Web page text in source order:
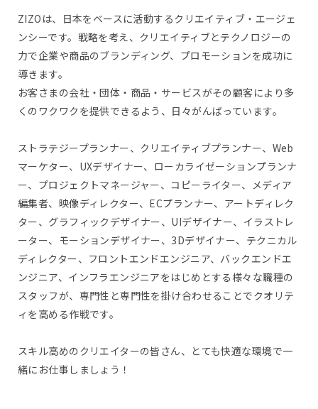
ZIZOは、日本をベースに活動するクリエイティブ・エージェ
ンシーです。戦略を考え、クリエイティブとテクノロジーの
力で企業や商品のブランディング、プロモーションを成功に
導きます。
お客さまの会社・団体・商品・サービスがその顧客により多
くのワクワクを提供できるよう、日々がんばっています。
ストラテジープランナー、クリエイティブプランナー、Web
マーケター、UXデザイナー、ローカライゼーションプランナ
ー、プロジェクトマネージャー、コピーライター、メディア
編集者、映像ディレクター、ECプランナー、アートディレク
ター、グラフィックデザイナー、UIデザイナー、イラストレ
ーター、モーションデザイナー、3Dデザイナー、テクニカル
ディレクター、フロントエンドエンジニア、バックエンドエ
ンジニア、インフラエンジニアをはじめとする様々な職種の
スタッフが、専門性と専門性を掛け合わせることでクオリテ
ィを高める作戦です。
スキル高めのクリエイターの皆さん、とても快適な環境で一
緒にお仕事しましょう！